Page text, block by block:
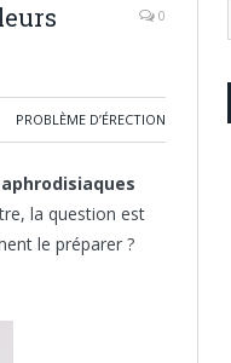
0
PROBLÈME D’ÉRECTION
la question est
le préparer ?